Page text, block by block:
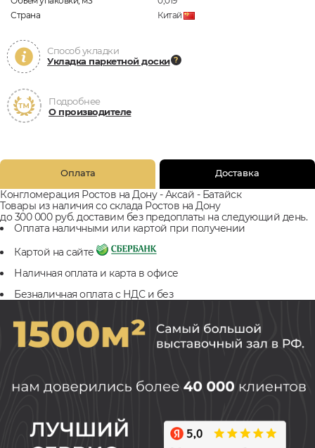
Страна
Китай
Способ укладки
Укладка паркетной доски
Подробнее
О производителе
Оплата Доставка
Конгломерация Ростов на Дону - Аксай - Батайск
Товары из наличия со склада Ростов на Дону
до 300 000 руб. доставим без предоплаты на следующий день.
Оплата наличными или картой при получении
Картой на сайте
Наличная оплата и карта в офисе
Безналичная оплата с НДС и без